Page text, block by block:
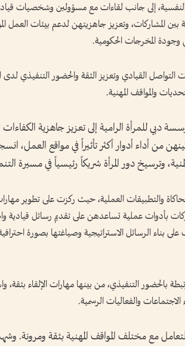
النفسية، إلى جانب لقاءات مع مسؤولين وشخصيات
المشاركات، وتعزيز جاهزيتهن لدعم بيئات العمل
وجودة المخرجات الحكومية.
القيادي وتعزيز الثقة والحضور التنفيذي لدى
والمواقف المهنية.
دبي للمرأة الرامية إلى تعزيز جاهزية الكفاءات
من أداء أدوار أكثر تأثيراً في مواقع العمل،
وترسيخ دور المرأة شريكاً رئيسياً في مسيرة
والتطبيقات العملية، حيث ركزت على تطوير
بأدوات عملية تساعدهن على تقديم رسائل قيادية
بناء الرسائل الاستراتيجية وصياغتها بصورة
بالحضور التنفيذي، من بينها مهارات الإلقاء
الاجتماعات والفعاليات الرسمية.
مع مختلف المواقف المهنية بثقة ومرونة.